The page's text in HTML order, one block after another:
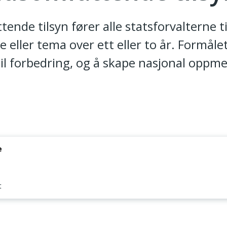
tilsyn fører alle statsforvalterne
eller tema over ett eller to år.
forbedring, og å skape nasjonal